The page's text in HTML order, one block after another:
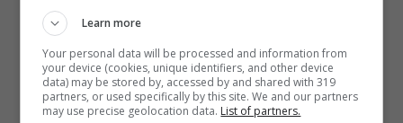
Learn more
Your personal data will be processed and information from
your device (cookies, unique identifiers, and other device
data) may be stored by, accessed by and shared with 319
partners, or used specifically by this site. We and our partners
may use precise geolocation data. List of partners.